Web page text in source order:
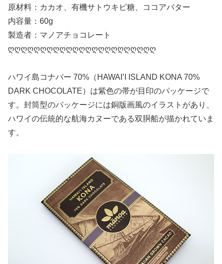
原材料：カカオ、有機サトウキビ糖、ココアバター
内容量：60g
製造者：マノアチョコレート
ღღღღღღღღღღღღღღღღღღღღღღღ
ハワイ島コナバー 70%（HAWAI’I ISLAND KONA 70%
DARK CHOCOLATE）は紫色の帯が目印のパッケージで
す。封筒型のパッケージには銅版画風のイラストがあり、
ハワイの伝統的な航海カヌーである双胴船が描かれていま
す。